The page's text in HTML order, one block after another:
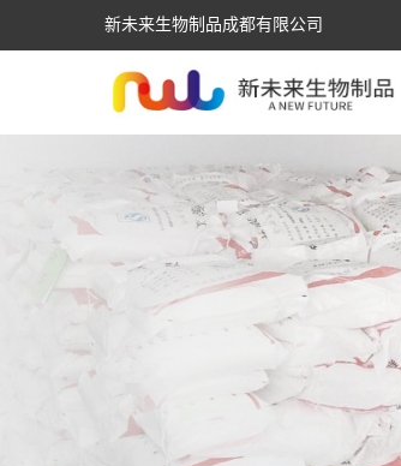
新未来生物制品成都有限公司